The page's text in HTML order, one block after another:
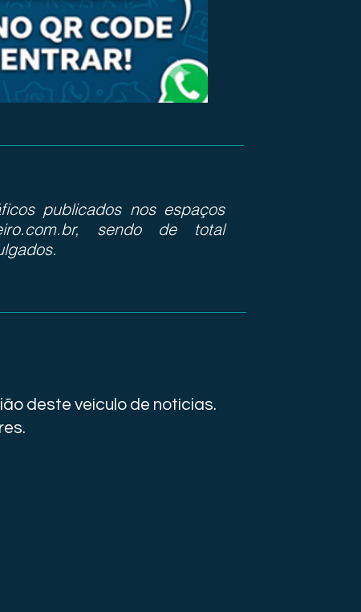
publicados nos espaços
sendo de total
deste veículo de notícias.